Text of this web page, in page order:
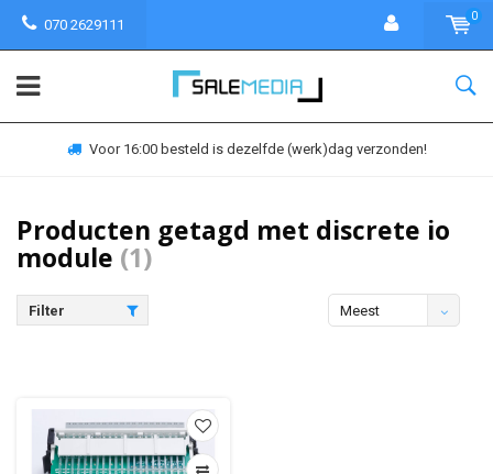
070 2629111
0
Voor 16:00 besteld is dezelfde (werk)dag verzonden!
Producten getagd met discrete io
module (1)
Filter
Meest